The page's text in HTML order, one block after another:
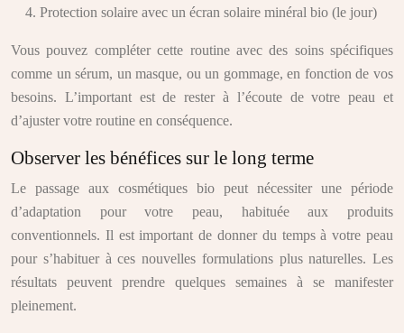
Protection solaire avec un écran solaire minéral bio (le jour)
Vous pouvez compléter cette routine avec des soins spécifiques
comme un sérum, un masque, ou un gommage, en fonction de vos
besoins. L’important est de rester à l’écoute de votre peau et
d’ajuster votre routine en conséquence.
Observer les bénéfices sur le long terme
Le passage aux cosmétiques bio peut nécessiter une période
d’adaptation pour votre peau, habituée aux produits
conventionnels. Il est important de donner du temps à votre peau
pour s’habituer à ces nouvelles formulations plus naturelles. Les
résultats peuvent prendre quelques semaines à se manifester
pleinement.